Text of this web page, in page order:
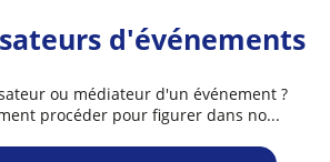
d'événements
ou médiateur d'un événement ?
procéder pour figurer dans no...